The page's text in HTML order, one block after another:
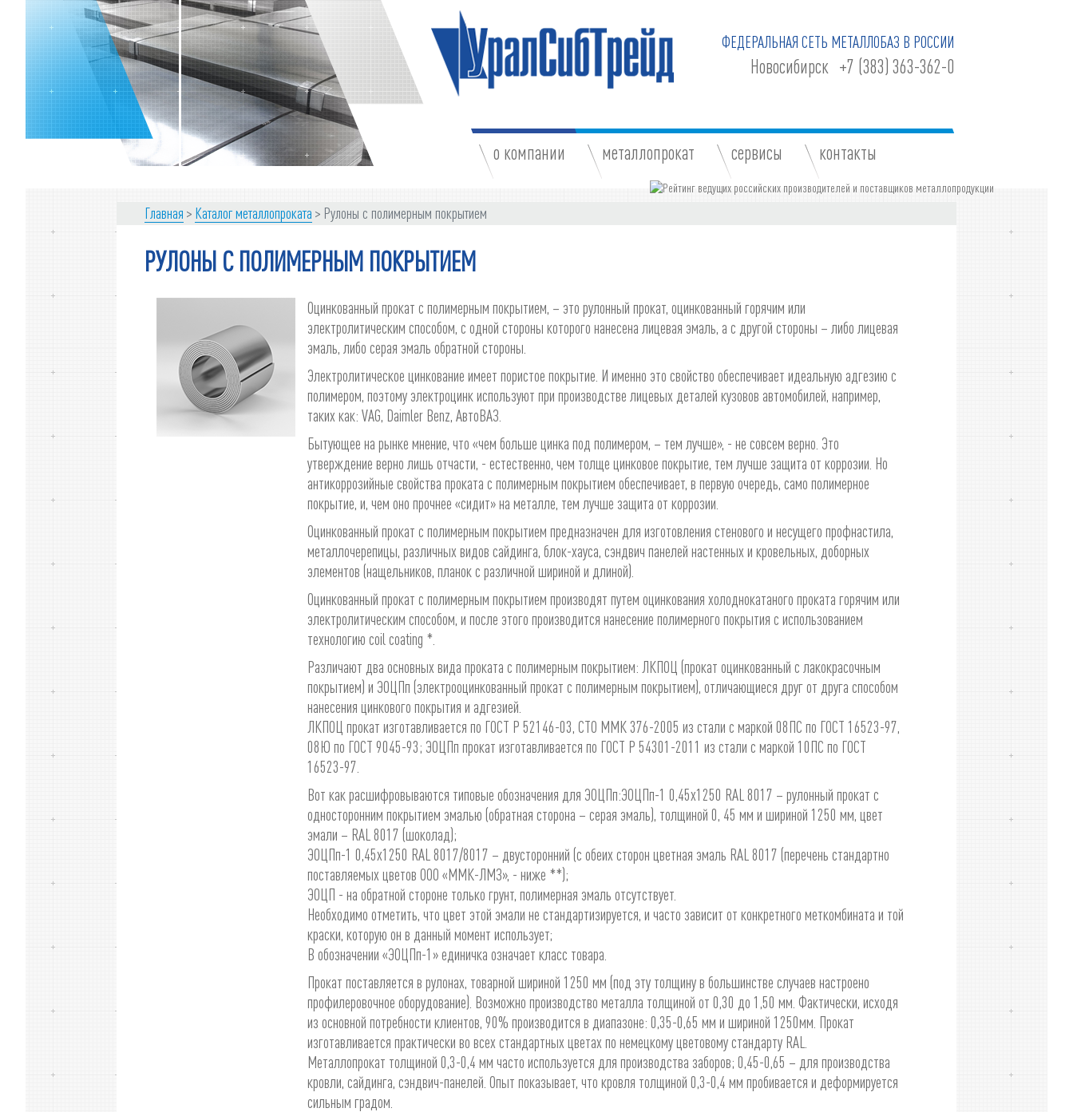
ФЕДЕРАЛЬНАЯ СЕТЬ МЕТАЛЛОБАЗ В РОССИИ
Новосибирск +7 (383) 363-362-0
о компании металлопрокат сервисы контакты
Главная Каталог металлопроката Рулоны с полимерным покрытием
РУЛОНЫ С ПОЛИМЕРНЫМ ПОКРЫТИЕМ
Оцинкованный прокат с полимерным покрытием, – это рулонный прокат, оцинкованный горячим или
электролитическим способом, с одной стороны которого нанесена лицевая эмаль, а с другой стороны – либо лицевая
эмаль, либо серая эмаль обратной стороны.
Электролитическое цинкование имеет пористое покрытие. И именно это свойство обеспечивает идеальную адгезию с
полимером, поэтому электроцинк используют при производстве лицевых деталей кузовов автомобилей, например,
таких как: VAG, Daimler Benz, АвтоВАЗ.
Бытующее на рынке мнение, что «чем больше цинка под полимером, – тем лучше», - не совсем верно. Это
утверждение верно лишь отчасти, - естественно, чем толще цинковое покрытие, тем лучше защита от коррозии. Но
антикоррозийные свойства проката с полимерным покрытием обеспечивает, в первую очередь, само полимерное
покрытие, и, чем оно прочнее «сидит» на металле, тем лучше защита от коррозии.
Оцинкованный прокат с полимерным покрытием предназначен для изготовления стенового и несущего профнастила,
металлочерепицы, различных видов сайдинга, блок-хауса, сэндвич панелей настенных и кровельных, доборных
элементов (нащельников, планок с различной шириной и длиной).
Оцинкованный прокат с полимерным покрытием производят путем оцинкования холоднокатаного проката горячим или
электролитическим способом, и после этого производится нанесение полимерного покрытия с использованием
технологию coil coating *.
Различают два основных вида проката с полимерным покрытием: ЛКПОЦ (прокат оцинкованный с лакокрасочным
покрытием) и ЭОЦПп (электрооцинкованный прокат с полимерным покрытием), отличающиеся друг от друга способом
нанесения цинкового покрытия и адгезией.
ЛКПОЦ прокат изготавливается по ГОСТ Р 52146-03, СТО ММК 376-2005 из стали с маркой 08ПС по ГОСТ 16523-97,
08Ю по ГОСТ 9045-93; ЭОЦПп прокат изготавливается по ГОСТ Р 54301-2011 из стали с маркой 10ПС по ГОСТ
16523-97.
Вот как расшифровываются типовые обозначения для ЭОЦПп:ЭОЦПп-1 0,45х1250 RAL 8017 – рулонный прокат с
односторонним покрытием эмалью (обратная сторона – серая эмаль), толщиной 0, 45 мм и шириной 1250 мм, цвет
эмали – RAL 8017 (шоколад);
ЭОЦПп-1 0,45х1250 RAL 8017/8017 – двусторонний (с обеих сторон цветная эмаль RAL 8017 (перечень стандартно
поставляемых цветов ООО «ММК-ЛМЗ», - ниже **);
ЭОЦП - на обратной стороне только грунт, полимерная эмаль отсутствует.
Необходимо отметить, что цвет этой эмали не стандартизируется, и часто зависит от конкретного меткомбината и той
краски, которую он в данный момент использует;
В обозначении «ЭОЦПп-1» единичка означает класс товара.
Прокат поставляется в рулонах, товарной шириной 1250 мм (под эту толщину в большинстве случаев настроено
профилеровочное оборудование). Возможно производство металла толщиной от 0,30 до 1,50 мм. Фактически, исходя
из основной потребности клиентов, 90% производится в диапазоне: 0,35-0,65 мм и шириной 1250мм. Прокат
изготавливается практически во всех стандартных цветах по немецкому цветовому стандарту RAL.
Металлопрокат толщиной 0,3-0,4 мм часто используется для производства заборов; 0,45-0,65 – для производства
кровли, сайдинга, сэндвич-панелей. Опыт показывает, что кровля толщиной 0,3-0,4 мм пробивается и деформируется
сильным градом.